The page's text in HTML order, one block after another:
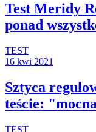
Test Meridy
ponad
TEST
16 kwi 2021
Sztyca
teście:
TEST